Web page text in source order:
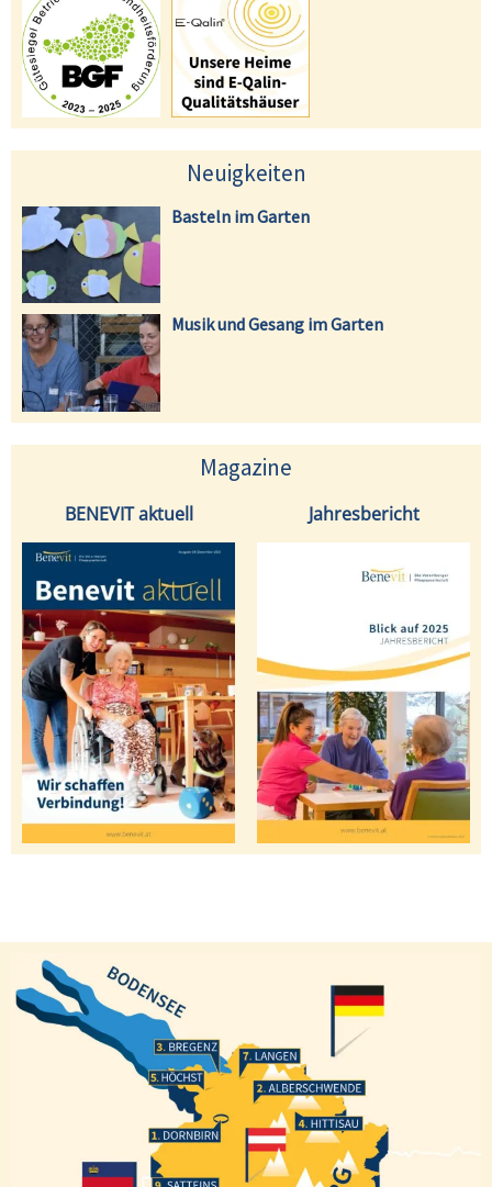
Neuigkeiten
Basteln im Garten
Musik und Gesang im Garten
Magazine
BENEVIT aktuell Jahresbericht
Dornbirn
Bregenz
Alberschwende
Höchst